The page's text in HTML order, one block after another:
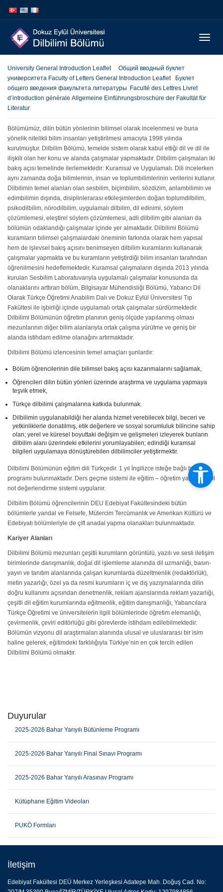
atla
atla
University General Introduction Leaflet Общий вводный буклет
университета Faculty of Letters General Introduction Leaflet
Буклет
общего введения факультета литературы
Faculté des Lettres Livret
d’introduction générale Allgemeine Einführungsbroschüre der Fakultät für
Literatur
Bölümümüz, dilin bütün yönlerinin bilimsel olarak incelenmesi ve buna
yönelik nitelikli bilim insanları yetiştirilmesi amacıyla 1998 yılında
kurulmuştur. Dilbilim Bölümü, temelde sistem olarak kabul ettiği dil ve dil ile
ilişkili olan her konu ve alanda çalışmalar yapmaktadır. Dilbilim çalışmaları iki
bakış açısı temelinde ilerlemektedir: Kuramsal ve Uygulamalı. Dili incelerken
aynı zamanda doğa bilimlerinin, insan ve toplumbilimlerinin verilerini kullanır.
Dilbilimin temel alanları olan sesbilim, biçimbilim, sözdizim, anlambilimin ve
edimbilimin dışında, disiplinlerarası etkileşimlerden doğan toplumdilbilim,
psikodilbilim, nörodilbilim, uygulamalı dilbilim, dil edinimi, söylem
çözümlemesi, eleştirel söylem çözümlemesi, adli dilbilim gibi alanları da
bölümün odaklandığı çalışmalar içinde yer almaktadır. Dilbilimi Bölümü
kuramların bilimsel çalışmalardaki öneminin farkında olarak hem yapısal
hem de işlevsel bakış açısını benimseyen dilbilim kuramlarını kullanarak
çalışmalar yapmakta ve bu kuramların yetiştirdiği bilim insanları tarafından
öğrenilmesini hedeflemektedir. Kuramsal çalışmaların dışında 2013 yılında
kurulan Sesbilim Laboratuvarıyla uygulamalı çalışmalar konusunda da
olanaklarını arttıran bölüm, Bilgisayar Mühendisliği Bölümü, Yabancı Dil
Olarak Türkçe Öğretimi Anabilim Dalı ve Dokuz Eylül Üniversitesi Tıp
Fakültesi ile işbirliği içinde uygulamalı ortak çalışmalar sürdürmektedir.
Dilbilimi Bölümünün öğretim planının geniş ölçüde yapılanmış olması
mezunlarının diğer bilim alanlarıyla ortak çalışma yürütme ve geniş bir
alanda istihdam edilme olanağını artırmaktadır.
Dilbilimi Bölümü izlencesinin temel amaçları şunlardır:
Bölüm öğrencilerinin dile bilimsel bakış açısı kazanmalarını sağlamak,
Öğrencileri dilin bütün yönleri üzerinde araştırma ve uygulama yapmaya
teşvik etmek,
Türkçe dilbilimi çalışmalarına katkıda bulunmak.
Dilbilimin uygulanabildiği her alanda hizmet verebilecek bilgi, beceri ve
yetkinliklerle donatılmış, etik değerlere ve sosyal sorumluluk bilincine sahip
olan; yerel ve küresel boyuttaki değişim ve gelişmeleri izleyerek bunların
dilbilim alanı üzerindeki etkilerini yorumlayabilen; edindiği kuramsal
bilgileri uygulamaya dönüştürebilen dilbilimciler yetiştirmektir.
Dilbilimi Bölümünün eğitim dili Türkçedir. 1 yıl İngilizce isteğe bağlı hazırlık
programı bulunmaktadır. Ders geçme sistemi ile eğitim – öğretim yapılır. Bağıl
not değerlendirme sistemi uygulanır.
Dilbilim Bölümü öğrencilerinin DEU Edebiyat Fakültesindeki bütün
bölümlerle yandal ve Felsefe, Mütercim Tercümanlık ve Amerikan Kültürü ve
Edebiyatı bölümleriyle de çift anadal yapma olanakları bulunmaktadır.
Kariyer Alanları
Dilbilimi Bölümü mezunları çeşitli kurumların görüntülü, yazılı ve sesli iletişim
birimlerinde danışmanlık, doğal dil işlemleme alanında dil uzmanlığı, basın-
yayın ve tanıtım alanlarında çalışan kurumlarda düzeltmenlik (redaktörlük),
metin yazarlığı, özel ya da resmi kurumların iç ve dış yazışmalarında dilin
doğru kullanımı açısından denetmenlik, reklam ajanslarında reklam yazarlığı,
çeşitli dil eğitim kurumlarında eğitmenlik, eğitim danışmanlığı, Yabancılara
Türkçe Öğretimi ve üniversitelerin ilgili bölümlerinde öğretim elemanlığı,
çevirmenlik, çeviri editörlüğü gibi görevlerde istihdam edilebilmektedir.
Bölümün vizyonu dil araştırmaları alanında ulusal ve uluslararası bir isim
haline gelerek, eğitimdeki farklılığıyla Türkiye’nin en çok tercih edilen
Dilbilimi Bölümü olmaktır.
Duyurular
2025-2026 Bahar Yarıyılı Bütünleme Programı
2025-2026 Bahar Yarıyılı Final Sınavı Programı
2025-2026 Bahar Yarıyılı Arasınav Programı
Kütüphane Eğitim Videoları
PUKÖ Formları
İletişim
Edebiyat Fakültesi DEÜ Merkez Yerleşkesi Adatepe Mah. Doğuş Cad. No: